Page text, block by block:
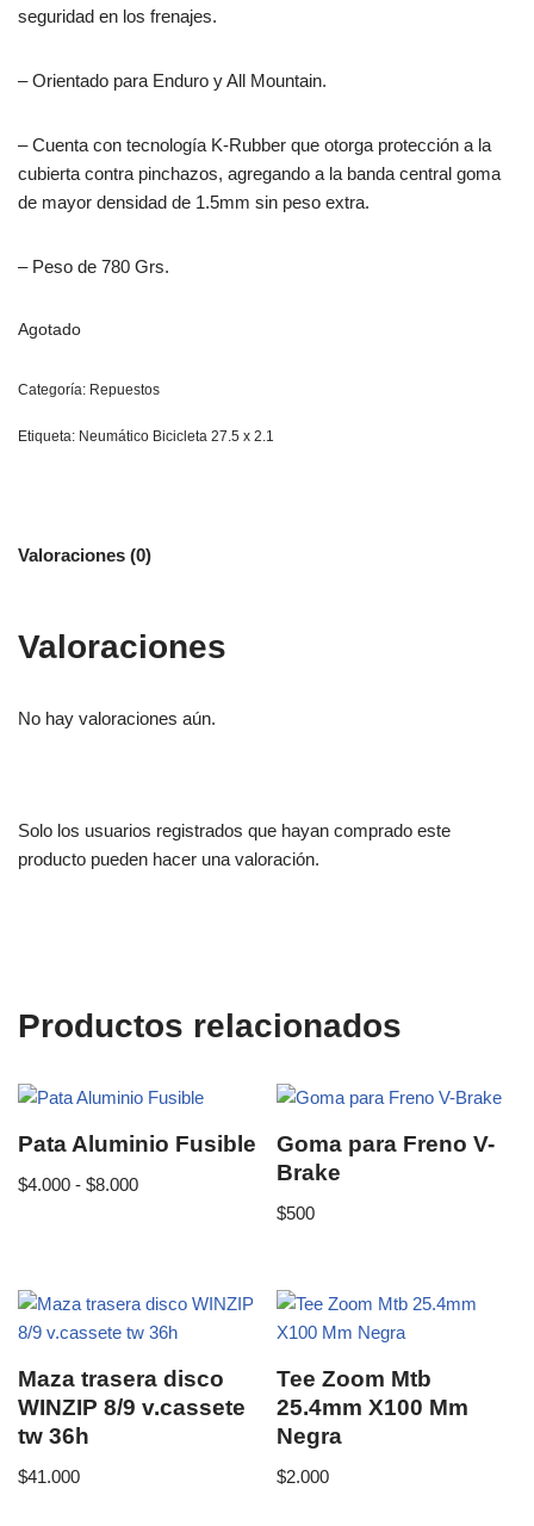
seguridad en los frenajes.
– Orientado para Enduro y All Mountain.
– Cuenta con tecnología K-Rubber que otorga protección a la
cubierta contra pinchazos, agregando a la banda central goma
de mayor densidad de 1.5mm sin peso extra.
– Peso de 780 Grs.
Agotado
Categoría: Repuestos
Etiqueta: Neumático Bicicleta 27.5 x 2.1
Valoraciones (0)
Valoraciones
No hay valoraciones aún.
Solo los usuarios registrados que hayan comprado este
producto pueden hacer una valoración.
Productos relacionados
Pata Aluminio Fusible
$4.000 - $8.000
Goma para Freno V-
Brake
$500
Maza trasera disco
WINZIP 8/9 v.cassete
tw 36h
$41.000
Tee Zoom Mtb
25.4mm X100 Mm
Negra
$2.000